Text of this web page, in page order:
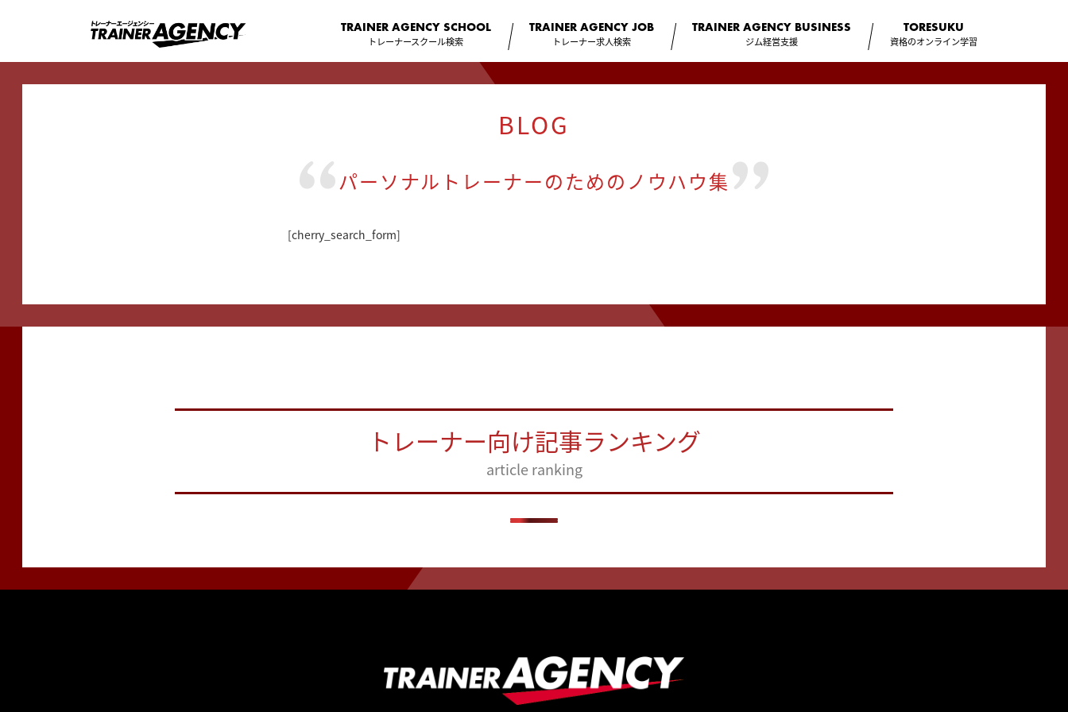
TRAINER AGENCY SCHOOL
トレーナースクール検索
TRAINER AGENCYJOB
トレーナー求人検索
TRAINER AGENCY BUSINESS
ジム経営支援
TORESUKU
資格のオンライン学習
BLOG
パーソナルトレーナーのためのノウハウ集
[cherry_search_form]
トレーナー向け記事ランキング
article ranking